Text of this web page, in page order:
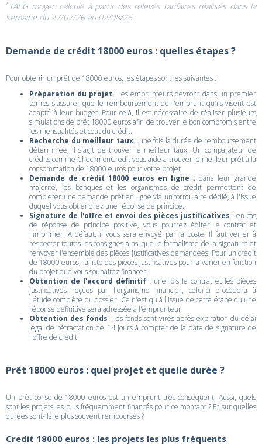
*TAEG moyen calculé à partir des relevés tarifaires réalisés dans la
semaine du 27/07/26 au 02/08/26.
Demande de crédit 18000 euros : quelles étapes ?
Pour obtenir un prêt de 18000 euros, les étapes sont les suivantes :
Préparation du projet : les emprunteurs devront dans un premier
temps s'assurer que le remboursement de l'emprunt qu'ils visent est
adapté à leur budget. Pour celà, il est nécessaire de réaliser plusieurs
simulations de prêt 18000 euros afin de trouver le bon compromis entre
les mensualités et coût du crédit.
Recherche du meilleur taux: une fois la durée de remboursement
déterminée, il s'agit de trouver le meilleur taux. Un comparateur de
crédits comme CheckmonCredit vous aide à trouver le meilleur prêt à la
consommation de 18000 euros pour votre projet.
Demande de crédit 18000 euros en ligne : dans leur grande
majorité, les banques et les organismes de crédit permettent de
compléter une demande prêt en ligne via un formulaire dédié, à l'issue
duquel vous obtiendrez une réponse de principe.
Signature de l'offre et envoi des pièces justificatives : en cas
de réponse de principe positive, vous pourrez éditer le contrat et
l'imprimer. A défaut, il vous sera envoyé par la poste. Il faut veiller à
respecter toutes les consignes ainsi que le formalisme de la signature et
renvoyer l'ensemble des pièces justificatives demandées. Pour un crédit
de 18000 euros, la liste des pièces justificatives pourra varier en fonction
du projet que vous souhaitez financer.
Obtention de l'accord définitif : une fois le contrat et les pièces
justificatives reçues par l'organisme financier, celui-ci procèdera à
l'étude complète du dossier. Ce n'est qu'à l'issue de cette étape qu'une
réponse définitive sera adressée à l'emprunteur.
Obtention des fonds : les fonds sont virés après expiration du délai
légal de rétractation de 14 jours à compter de la date de signature de
l'offre de crédit.
Prêt 18000 euros : quel projet et quelle durée ?
Un prêt conso de 18000 euros est un emprunt très conséquent. Aussi, quels
sont les projets les plus fréquemment financés pour ce montant ? Et sur quelles
durées sont-ils le plus souvent remboursés ?
Credit 18000 euros : les projets les plus fréquents